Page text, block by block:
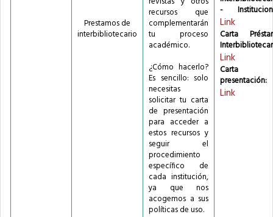
Prestamos de
interbibliotecario
recursos que
complementarán
tu proceso
académico.
¿Cómo hacerlo?
Es sencillo: solo
necesitas
solicitar tu carta
de presentación
para acceder a
estos recursos y
seguir el
procedimiento
específico de
cada institución,
ya que nos
acogemos a sus
políticas de uso.
-
Link
Carta
Link
Carta
presentación:
Link